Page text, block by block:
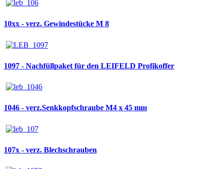
10xx - verz. Gewindestücke M 8
1097 - Nachfüllpaket für den LEIFELD Profikoffer
1046 - verz.Senkkopfschraube M4 x 45 mm
107x - verz. Blechschrauben